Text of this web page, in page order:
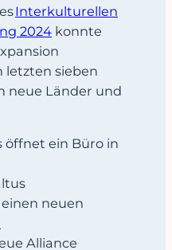
Interkulturellen
2024 konnte
letzten sieben
neue Länder und
öffnet ein Büro in
neuen
Alliance